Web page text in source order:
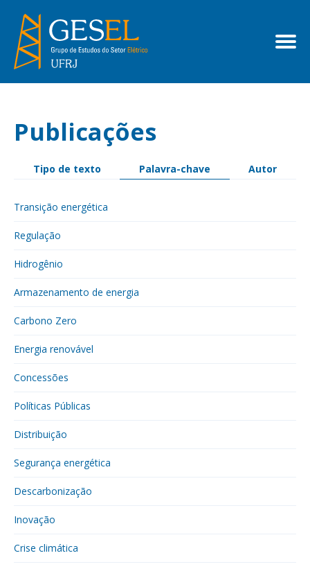
Publicações
Tipo de texto Palavra-chave Autor
Transição energética
Regulação
Hidrogênio
Armazenamento de energia
Carbono Zero
Energia renovável
Concessões
Políticas Públicas
Distribuição
Segurança energética
Descarbonização
Inovação
Crise climática